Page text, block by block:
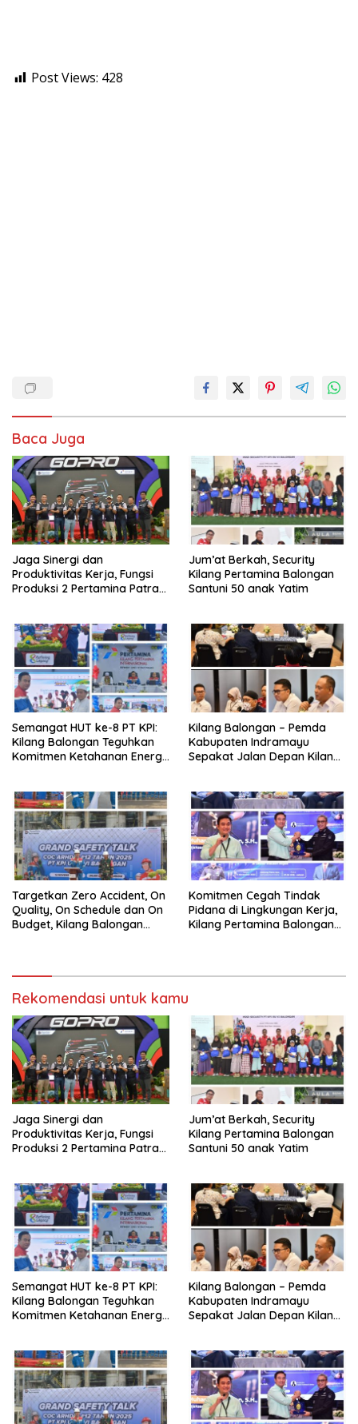
Post Views: 428
Baca Juga
Jaga Sinergi dan
Produktivitas Kerja, Fungsi
Produksi 2 Pertamina Patra
Jum’at Berkah, Security
Kilang Pertamina Balongan
Santuni 50 anak Yatim
Semangat HUT ke-8 PT KPI:
Kilang Balongan Teguhkan
Komitmen Ketahanan Energi
Yayasan Pendidikan
Kilang Balongan – Pemda
Kabupaten Indramayu
Sepakat Jalan Depan Kilang
Sukaurip-Sukareja
Targetkan Zero Accident, On
Quality, On Schedule dan On
Budget, Kilang Balongan
Komitmen Cegah Tindak
Pidana di Lingkungan Kerja,
Kilang Pertamina Balongan
Rekomendasi untuk kamu
Jaga Sinergi dan
Produktivitas Kerja, Fungsi
Produksi 2 Pertamina Patra
Jum’at Berkah, Security
Kilang Pertamina Balongan
Santuni 50 anak Yatim
Semangat HUT ke-8 PT KPI:
Kilang Balongan Teguhkan
Komitmen Ketahanan Energi
Yayasan Pendidikan
Kilang Balongan – Pemda
Kabupaten Indramayu
Sepakat Jalan Depan Kilang
Sukaurip-Sukareja